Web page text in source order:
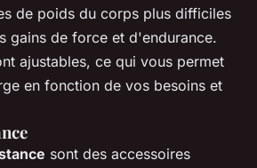
de poids du corps plus difficiles
gains de force et d'endurance.
ajustables, ce qui vous permet
en fonction de vos besoins et
sont des accessoires